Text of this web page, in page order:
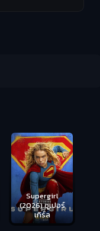
Supergirl
(2026) ซูเปอร์
เกิร์ล